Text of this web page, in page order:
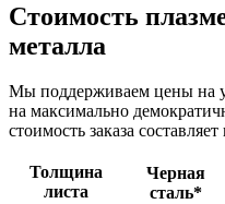
Стоимость
металла
Мы поддерживаем цены на
на максимально
стоимость заказа
Толщина
листа
Черная
сталь*